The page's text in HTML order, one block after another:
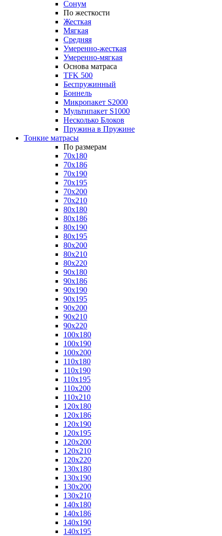
Сонум
По жесткости
Жесткая
Мягкая
Средняя
Умеренно-жесткая
Умеренно-мягкая
Основа матраса
TFK 500
Беспружинный
Боннель
Микропакет S2000
Мультипакет S1000
Несколько Блоков
Пружина в Пружине
Тонкие матрасы
По размерам
70x180
70x186
70x190
70x195
70x200
70x210
80x180
80x186
80x190
80x195
80x200
80x210
80x220
90x180
90x186
90x190
90x195
90x200
90x210
90x220
100x180
100x190
100x200
110x180
110x190
110x195
110x200
110x210
120x180
120x186
120x190
120x195
120x200
120x210
120x220
130x180
130x190
130x200
130x210
140x180
140x186
140x190
140x195